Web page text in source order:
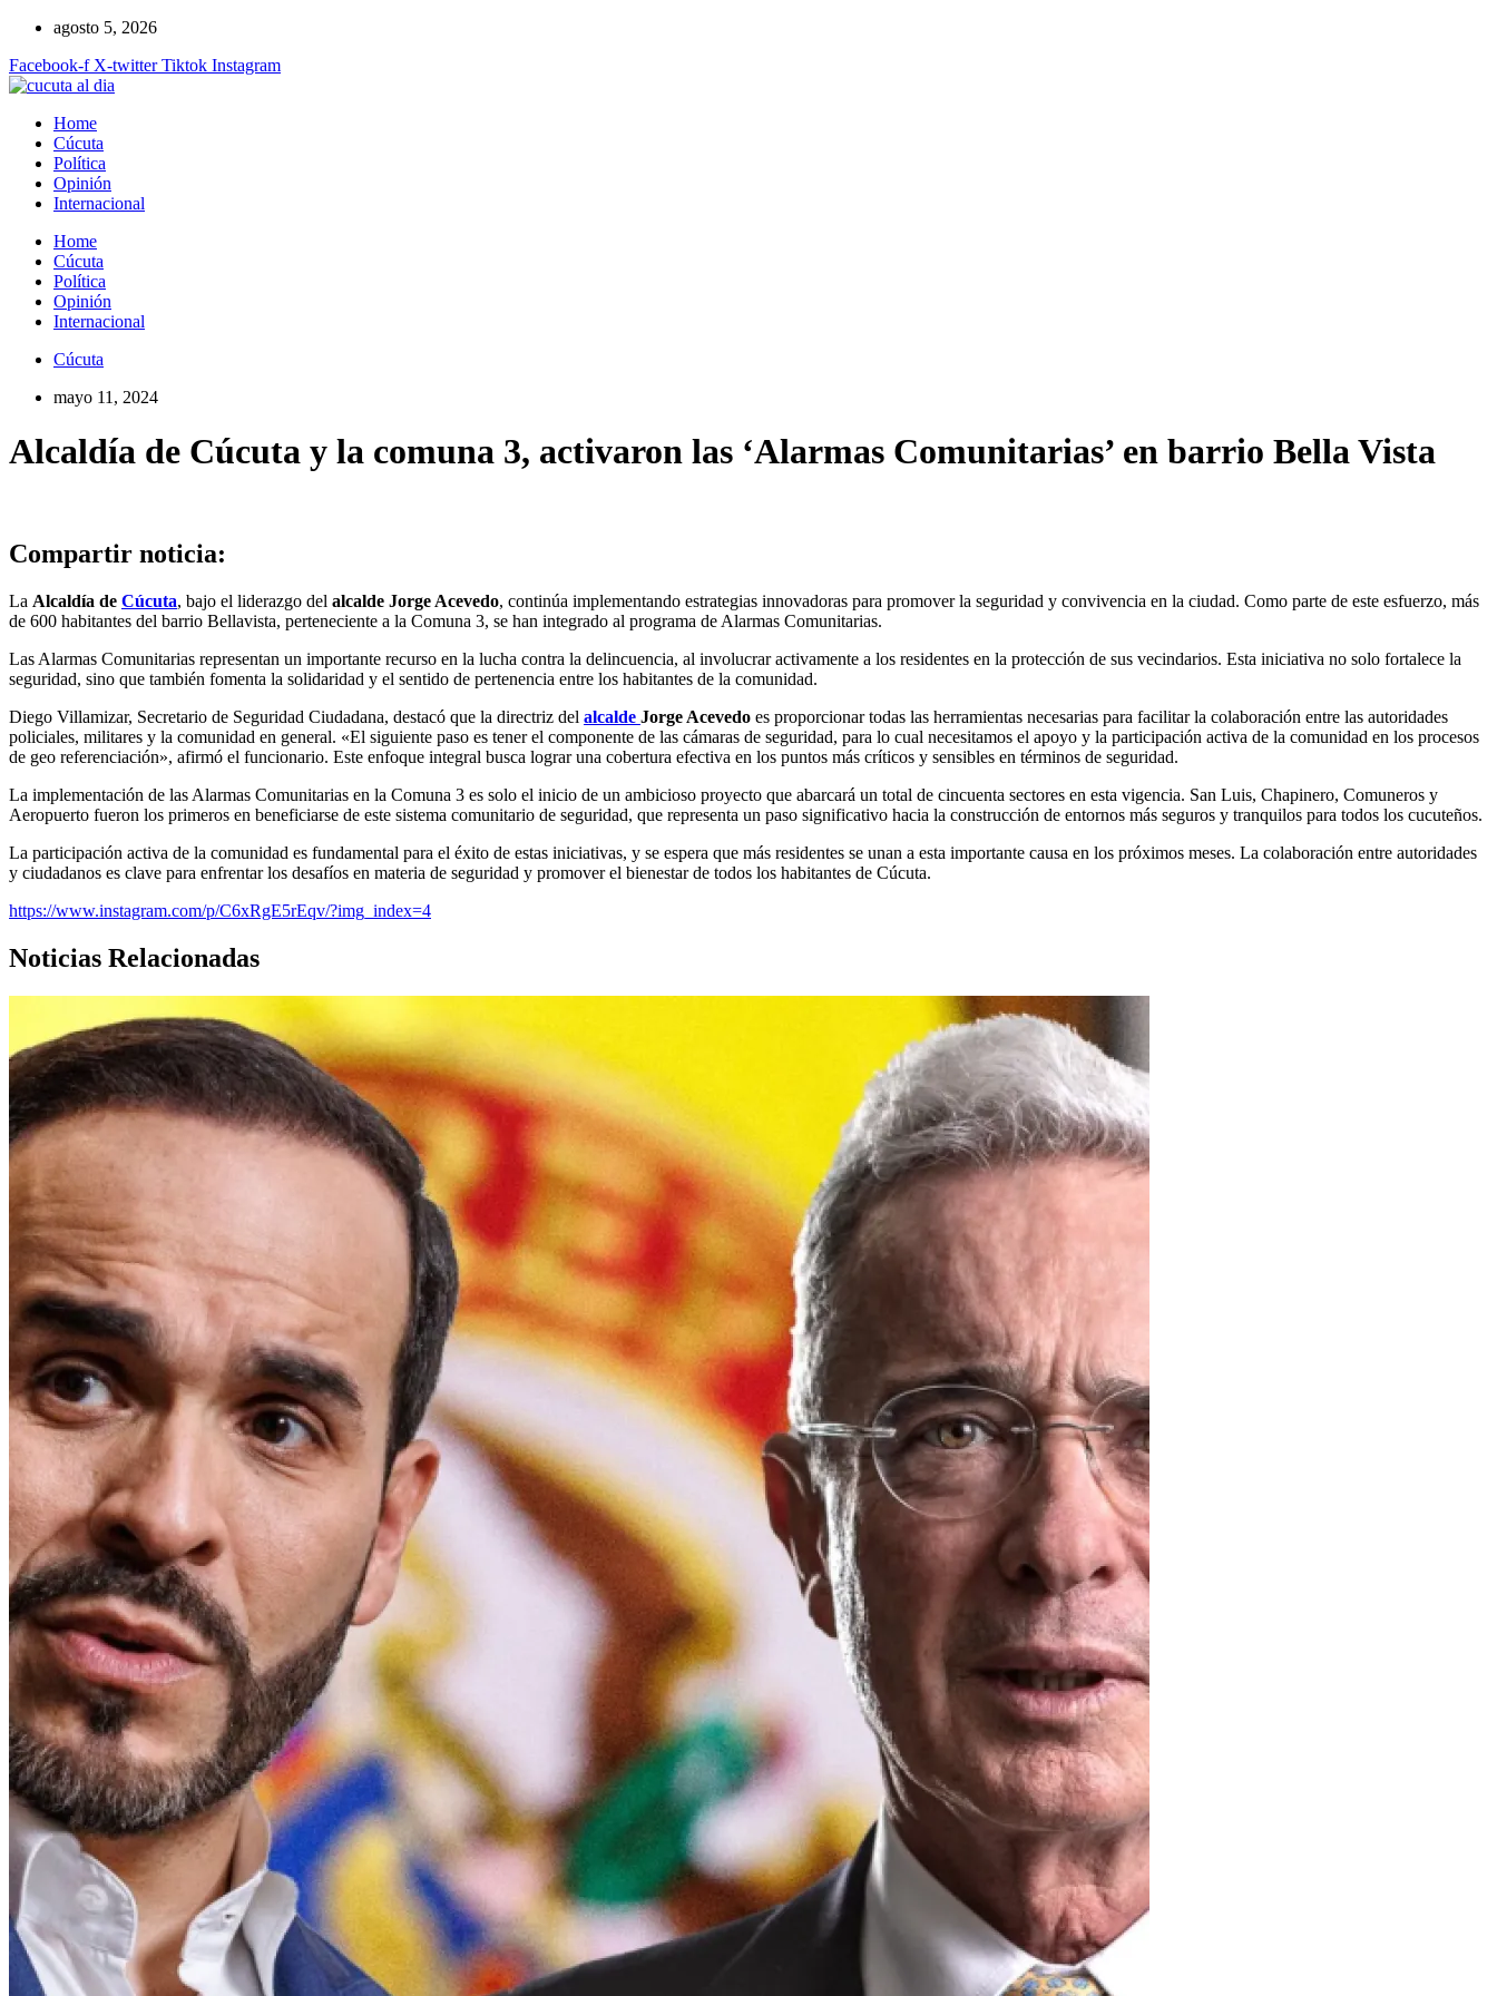
contenido
agosto 5, 2026
Facebook-f X-twitter Tiktok Instagram
Home
Cúcuta
Política
Opinión
Internacional
Home
Cúcuta
Política
Opinión
Internacional
Cúcuta
mayo 11, 2024
Alcaldía de Cúcuta y la comuna 3, activaron las ‘Alarmas Comunitarias’ en barrio Bella Vista
Compartir noticia:
La Alcaldía de Cúcuta, bajo el liderazgo del alcalde Jorge Acevedo, continúa implementando estrategias innovadoras para promover la seguridad y convivencia en la ciudad. Como parte de este esfuerzo, más
de 600 habitantes del barrio Bellavista, perteneciente a la Comuna 3, se han integrado al programa de Alarmas Comunitarias.
Las Alarmas Comunitarias representan un importante recurso en la lucha contra la delincuencia, al involucrar activamente a los residentes en la protección de sus vecindarios. Esta iniciativa no solo fortalece la
seguridad, sino que también fomenta la solidaridad y el sentido de pertenencia entre los habitantes de la comunidad.
Diego Villamizar, Secretario de Seguridad Ciudadana, destacó que la directriz del alcalde Jorge Acevedo es proporcionar todas las herramientas necesarias para facilitar la colaboración entre las autoridades
policiales, militares y la comunidad en general. «El siguiente paso es tener el componente de las cámaras de seguridad, para lo cual necesitamos el apoyo y la participación activa de la comunidad en los procesos
de geo referenciación», afirmó el funcionario. Este enfoque integral busca lograr una cobertura efectiva en los puntos más críticos y sensibles en términos de seguridad.
La implementación de las Alarmas Comunitarias en la Comuna 3 es solo el inicio de un ambicioso proyecto que abarcará un total de cincuenta sectores en esta vigencia. San Luis, Chapinero, Comuneros y
Aeropuerto fueron los primeros en beneficiarse de este sistema comunitario de seguridad, que representa un paso significativo hacia la construcción de entornos más seguros y tranquilos para todos los cucuteños.
La participación activa de la comunidad es fundamental para el éxito de estas iniciativas, y se espera que más residentes se unan a esta importante causa en los próximos meses. La colaboración entre autoridades
y ciudadanos es clave para enfrentar los desafíos en materia de seguridad y promover el bienestar de todos los habitantes de Cúcuta.
https://www.instagram.com/p/C6xRgE5rEqv/?img_index=4
Noticias Relacionadas